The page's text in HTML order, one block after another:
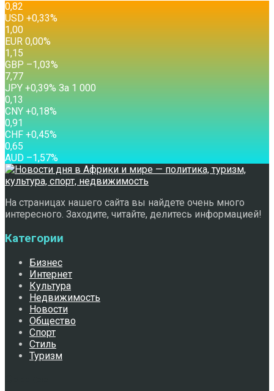
0,82
USD +0,33%
1,00
EUR 0,00%
1,15
GBP –1,03%
7,77
JPY +0,39% За 1 000
0,13
CNY +0,18%
0,91
CHF +0,45%
0,65
AUD –1,57%
На страницах нашего сайта вы найдете очень много
интересного. Заходите, читайте, делитесь информацией!
Категории
Бизнес
Интернет
Культура
Недвижимость
Новости
Общество
Спорт
Стиль
Туризм